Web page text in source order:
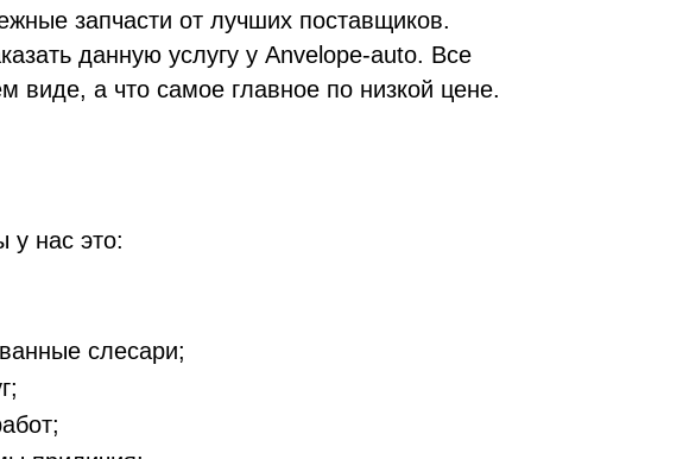
запчасти от лучших поставщиков.
данную услугу у Anvelope-auto. Все
виде, а что самое главное по низкой цене.
у нас это:
слесари;